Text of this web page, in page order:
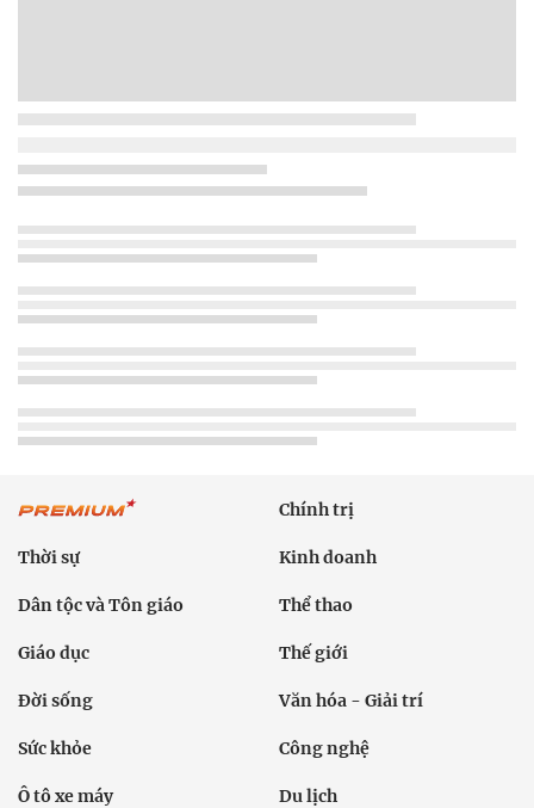
Chính trị
Thời sự Kinh doanh
Dân tộc và Tôn giáo Thể thao
Giáo dục Thế giới
Đời sống Văn hóa - Giải trí
Sức khỏe Công nghệ
Ô tô xe máy Du lịch